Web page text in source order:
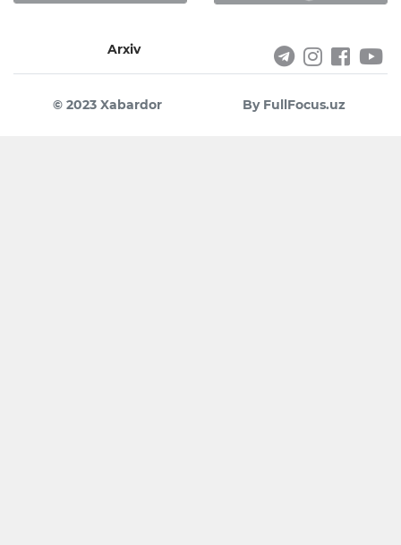
Arxiv
© 2023 Xabardor By FullFocus.uz